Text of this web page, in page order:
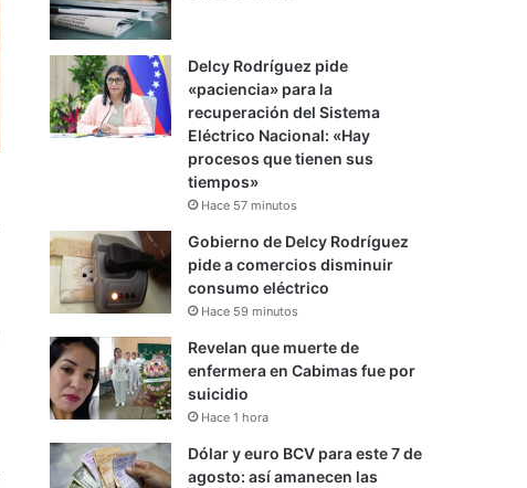
Delcy Rodríguez pide
«paciencia» para la
recuperación del Sistema
Eléctrico Nacional: «Hay
procesos que tienen sus
tiempos»
Hace 57 minutos
Gobierno de Delcy Rodríguez
pide a comercios disminuir
consumo eléctrico
Hace 59 minutos
Revelan que muerte de
enfermera en Cabimas fue por
suicidio
Hace 1 hora
Dólar y euro BCV para este 7 de
agosto: así amanecen las